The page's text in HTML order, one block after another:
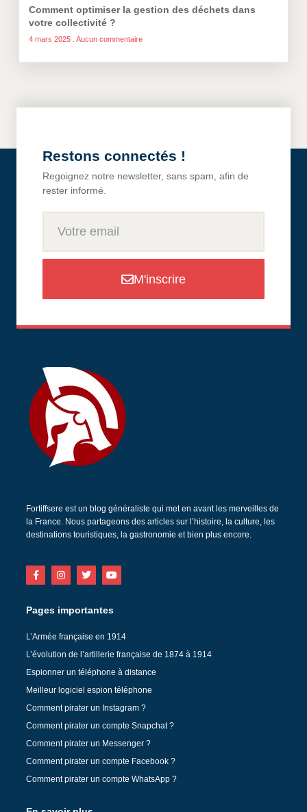
Comment optimiser la gestion des déchets dans
votre collectivité ?
4 mars 2025 Aucun commentaire
Restons connectés !
Regoignez notre newsletter, sans spam, afin de
rester informé.
M'inscrire
Fortiffsere est un blog généraliste qui met en avant les merveilles de
la France. Nous partageons des articles sur l’histoire, la culture, les
destinations touristiques, la gastronomie et bien plus encore.
Pages importantes
L’Armée française en 1914
L’évolution de l’artillerie française de 1874 à 1914
Espionner un téléphone à distance
Meilleur logiciel espion téléphone
Comment pirater un Instagram ?
Comment pirater un compte Snapchat ?
Comment pirater un Messenger ?
Comment pirater un compte Facebook ?
Comment pirater un compte WhatsApp ?